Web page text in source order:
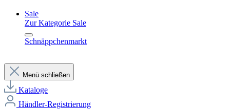
Sale
Zur Kategorie Sale
Schnäppchenmarkt
Menü schließen
Kataloge
Händler-Registrierung